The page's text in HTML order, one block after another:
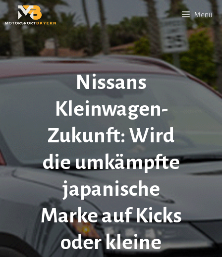
Zum
Inhalt
springen
Menü
Nissans
Kleinwagen-
Zukunft: Wird
die umkämpfte
japanische
Marke auf Kicks
oder kleine